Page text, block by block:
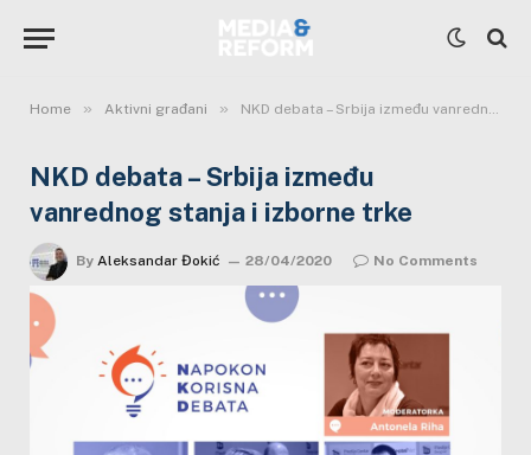
Home » Aktivni građani » NKD debata – Srbija između vanrednog stanja i izborne trke
NKD debata – Srbija između
vanrednog stanja i izborne trke
By Aleksandar Đokić 28/04/2020 No Comments